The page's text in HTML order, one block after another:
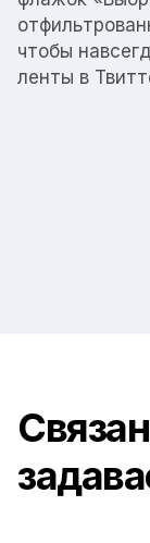
чтобы
ленты в